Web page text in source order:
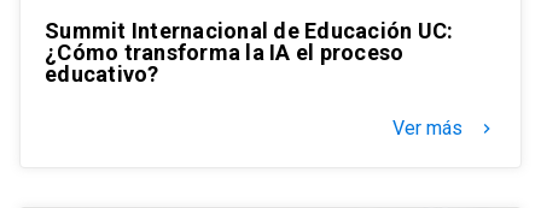
Summit Internacional de Educación UC:
¿Cómo transforma la IA el proceso
educativo?
Ver más keyboard_arrow_right